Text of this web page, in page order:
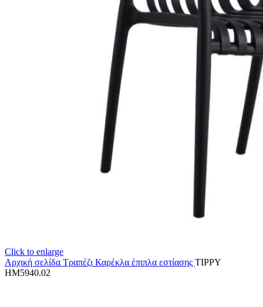
Click to enlarge
Αρχική σελίδα Τραπέζι Καρέκλα έπιπλα εστίασης TIPPY
HM5940.02